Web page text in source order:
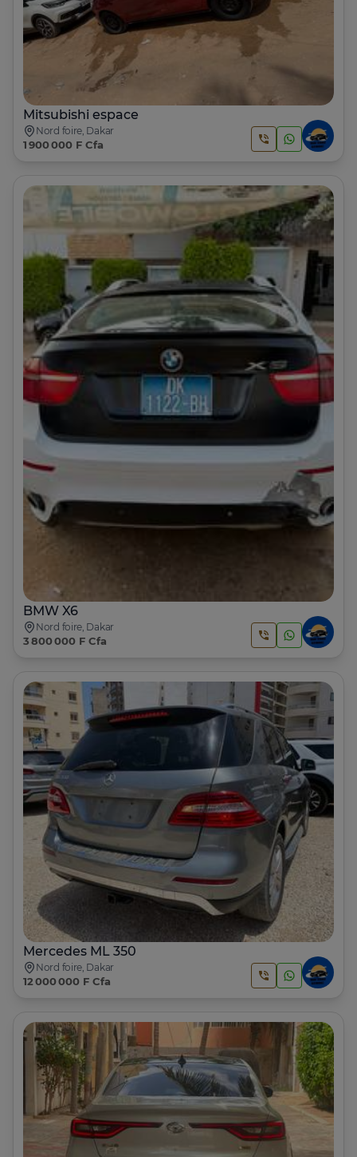
Mitsubishi espace
Nord foire, Dakar
1 900 000 F Cfa
BMW X6
Nord foire, Dakar
3 800 000 F Cfa
Mercedes ML 350
Nord foire, Dakar
12 000 000 F Cfa